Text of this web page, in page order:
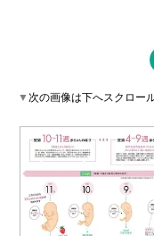
▼次の画像は下へスクロー